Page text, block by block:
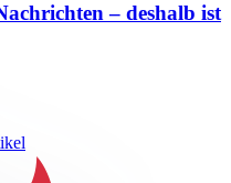
– deshalb ist